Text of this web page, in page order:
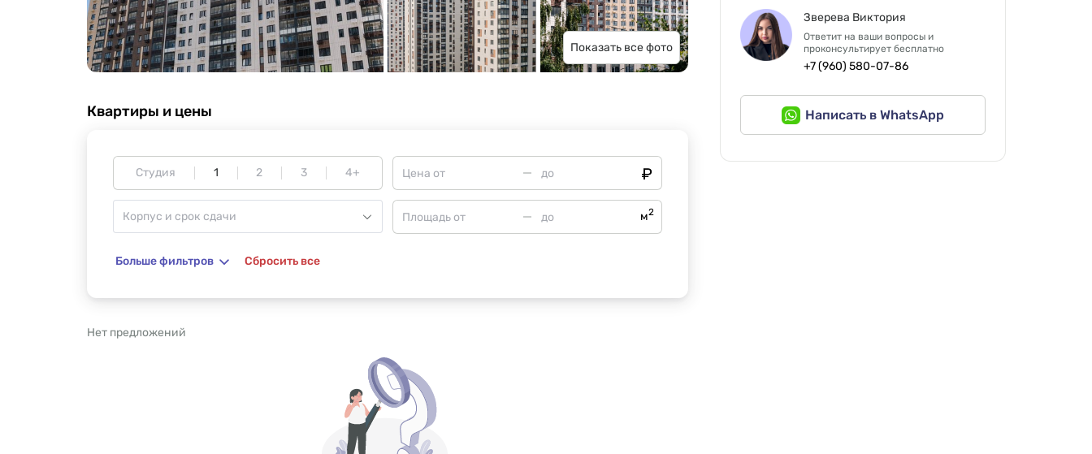
Показать все фото
Квартиры и цены
Студия 1 2 3 4+
м2
Больше фильтров Сбросить все
Нет предложений
Зверева Виктория
Ответит на ваши вопросы и
проконсультирует бесплатно
+7 (960) 580-07-86
Написать в WhatsApp